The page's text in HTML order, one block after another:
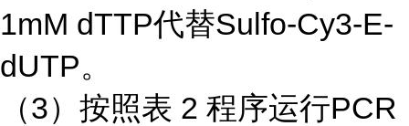
1mM dTTP代替Sulfo-Cy3-E-
dUTP。
（3）按照表 2 程序运行PCR